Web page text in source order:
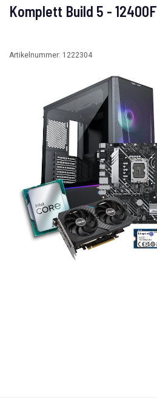
Komplett Build 5 - 12400F
Artikelnummer: 1222304